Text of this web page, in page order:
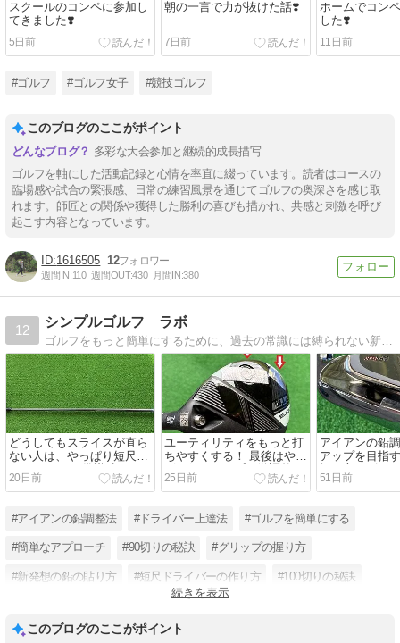
スクールのコンペに参加し
てきました❣️
5日前
朝の一言で力が抜けた話❣️
7日前
ホームでコン
した❣️
11日前
#ゴルフ #ゴルフ女子 #競技ゴルフ
このブログのここがポイント
多彩な大会参加と継続的成長描写
ゴルフを軸にした活動記録と心情を率直に綴っています。読者はコースの
臨場感や試合の緊張感、日常の練習風景を通じてゴルフの奥深さを感じ取
れます。師匠との関係や獲得した勝利の喜びも描かれ、共感と刺激を呼び
起こす内容となっています。
1616505 12
週間IN:110 週間OUT:430 月間IN:380
12
シンプルゴルフ ラボ
ゴルフをもっと簡単にするために、過去の常識には縛られない新発想のアイディアを提案しています。
どうしてもスライスが直ら
ない人は、やっぱり短尺ド
ライバー！！ 常識破りのセ
ッティングを紹介！
20日前
ユーティリティをもっと打
ちやすくする！ 最後はやっ
ぱり鉛のテープで微調整！
25日前
アイアンの鉛
アップを目指
振り方にピッ
る調整法を紹
51日前
#アイアンの鉛調整法 #ドライバー上達法 #ゴルフを簡単にする
#簡単なアプローチ #90切りの秘訣 #グリップの握り方
#新発想の鉛の貼り方 #短尺ドライバーの作り方 #100切りの秘訣
続きを表示
このブログのここがポイント